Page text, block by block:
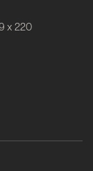
x 220